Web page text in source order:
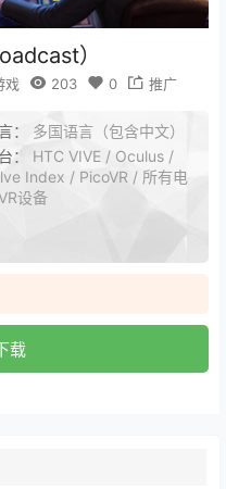
）
戏 203 0 推广
： 多国语言（包含中文）
： HTC VIVE / Oculus /
Index / PicoVR / 所有电
设备
载